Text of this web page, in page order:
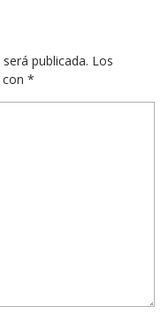
publicada. Los
*